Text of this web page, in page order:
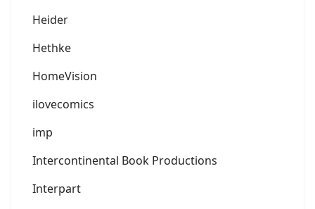
Heider
Hethke
HomeVision
ilovecomics
imp
Intercontinental Book Productions
Interpart